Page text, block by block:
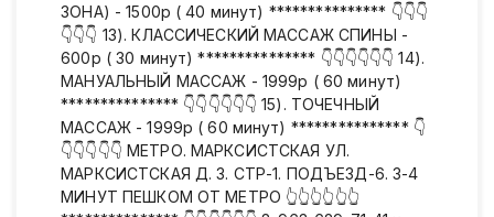
ЗОНА) - 1500р ( 40 минут) *************** 👇👇👇
👇👇👇 13). КЛАССИЧЕСКИЙ МАССАЖ СПИНЫ -
600р ( 30 минут) *************** 👇👇👇👇👇👇 14).
МАНУАЛЬНЫЙ МАССАЖ - 1999р ( 60 минут)
*************** 👇👇👇👇👇👇 15). ТОЧЕЧНЫЙ
МАССАЖ - 1999р ( 60 минут) *************** 👇
👇👇👇👇👇 МЕТРО. МАРКСИСТСКАЯ УЛ.
МАРКСИСТСКАЯ Д. 3. СТР-1. ПОДЪЕЗД-6. 3-4
МИНУТ ПЕШКОМ ОТ МЕТРО 👆👆👆👆👆👆